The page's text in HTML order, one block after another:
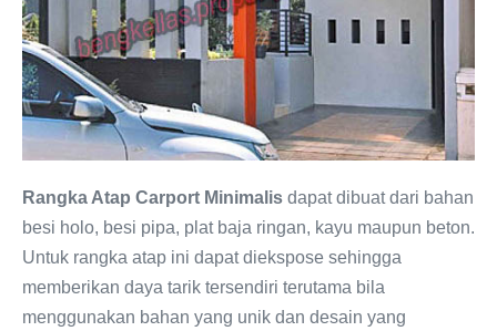
Rangka Atap Carport Minimalis dapat dibuat dari bahan
besi holo, besi pipa, plat baja ringan, kayu maupun beton.
Untuk rangka atap ini dapat diekspose sehingga
memberikan daya tarik tersendiri terutama bila
menggunakan bahan yang unik dan desain yang